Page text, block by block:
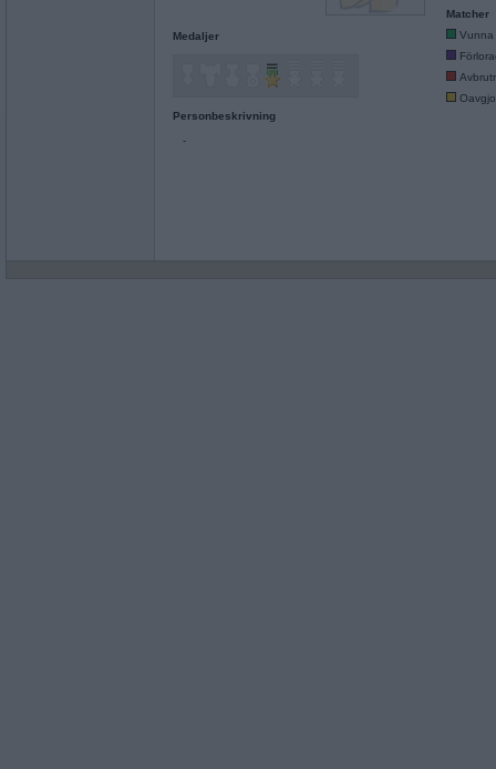
Medaljer
Personbeskrivning
-
Matcher
Vunna